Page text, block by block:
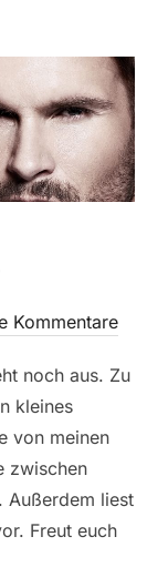
Kommentare
noch aus. Zu
kleines
von meinen
zwischen
Außerdem liest
Freut euch